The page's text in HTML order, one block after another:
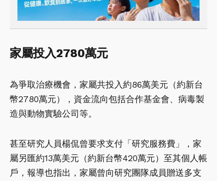
家屬投入2780萬元
為爭取治療機會，家屬共投入約86萬美元（約新台
幣2780萬元），資金流向包括合作基金會、病毒製
造與動物實驗公司等。
甚至研究人員楊侃曾要求支付「研究服務費」，家
屬另匯約13萬美元（約新台幣420萬元）至其個人帳
戶，報導也指出，家屬曾向研究團隊成員贈送多支